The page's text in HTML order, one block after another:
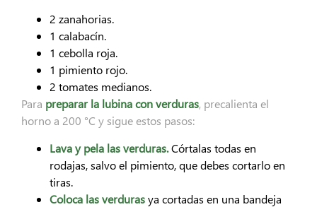
2 zanahorias.
1 calabacín.
1 cebolla roja.
1 pimiento rojo.
2 tomates medianos.
Para preparar la lubina con verduras, precalienta el
horno a 200 °C y sigue estos pasos:
Lava y pela las verduras.Córtalas todas en
rodajas, salvo el pimiento, que debes cortarlo en
tiras.
Coloca las verdurasya cortadas en una bandeja